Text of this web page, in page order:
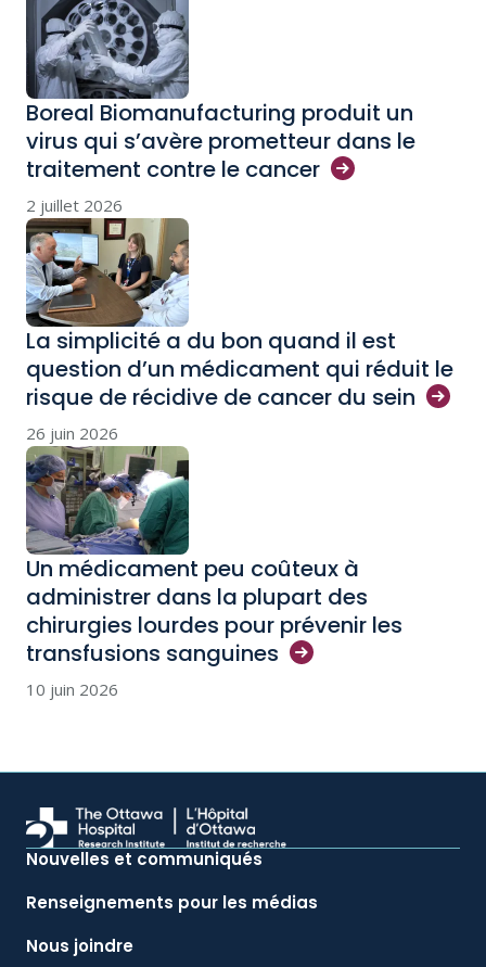
Boreal Biomanufacturing produit un
virus qui s’avère prometteur dans le
traitement contre le cancer
2 juillet 2026
La simplicité a du bon quand il est
question d’un médicament qui réduit le
risque de récidive de cancer du sein
26 juin 2026
Un médicament peu coûteux à
administrer dans la plupart des
chirurgies lourdes pour prévenir les
transfusions sanguines
10 juin 2026
Nouvelles et communiqués
Renseignements pour les médias
Nous joindre